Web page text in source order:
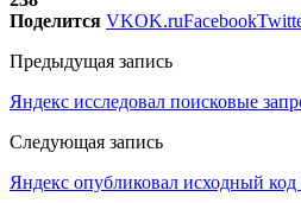
Поделится VKOK.ruFacebook
Предыдущая запись
Яндекс исследовал поисковые
Следующая запись
Яндекс опубликовал исходный код